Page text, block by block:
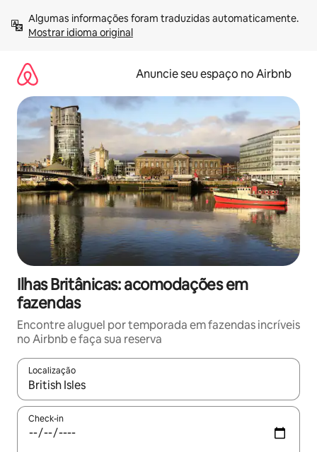
para
Mostrar idioma original
Anuncie seu espaço no Airbnb
Ilhas Britânicas: acomodações em
fazendas
Encontre aluguel por temporada em fazendas incríveis
no Airbnb e faça sua reserva
Localização
Quando os resultados estiverem disponíveis, explore-os
Check-in